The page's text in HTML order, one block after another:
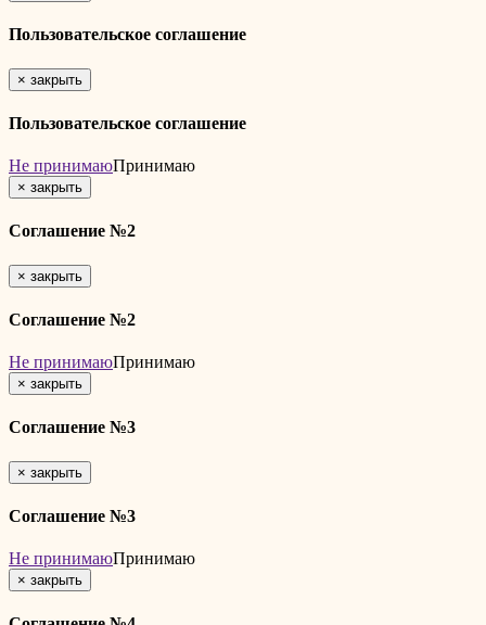
Пользовательское соглашение
× закрыть
Пользовательское соглашение
Не принимаюПринимаю
× закрыть
Соглашение №2
× закрыть
Соглашение №2
Не принимаюПринимаю
× закрыть
Соглашение №3
× закрыть
Соглашение №3
Не принимаюПринимаю
× закрыть